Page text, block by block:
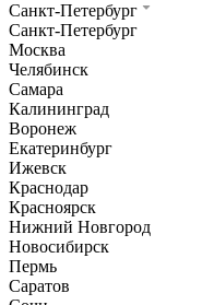
Санкт-Петербург
Санкт-Петербург
Москва
Челябинск
Самара
Калининград
Воронеж
Екатеринбург
Ижевск
Краснодар
Красноярск
Нижний Новгород
Новосибирск
Пермь
Саратов